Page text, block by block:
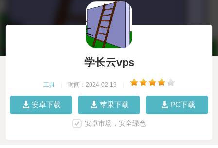
学长云vps
工具 时间：2024-02-19
安卓下载 苹果下载 PC下载
安卓市场，安全绿色